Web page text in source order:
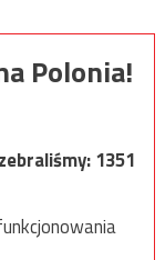
Polonia!
1351